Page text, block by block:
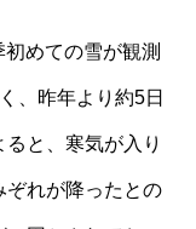
めての雪が観測
、昨年より約5日
と、寒気が入り
ぞれが降ったとの